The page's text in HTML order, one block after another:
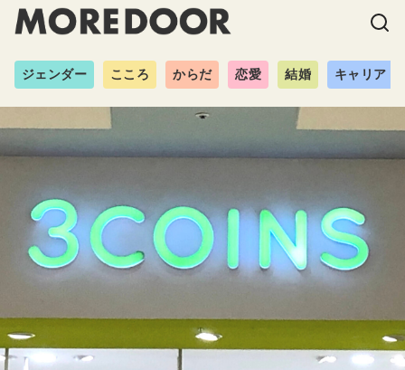
ジェンダー こころ からだ 恋愛 結婚 キャリア